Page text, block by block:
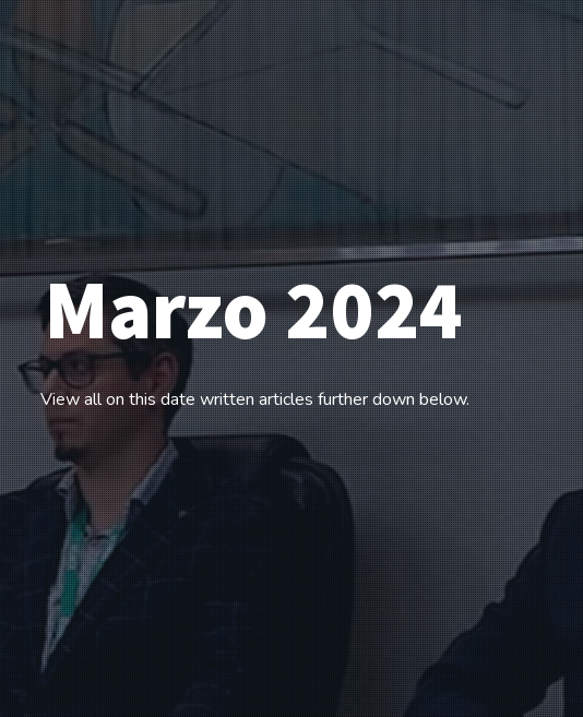
Marzo 2024
View all on this date written articles further down below.